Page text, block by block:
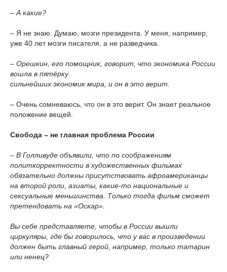
– А какие?
– Я не знаю. Думаю, мозги президента. У меня, например,
уже 40 лет мозги писателя, а не разведчика.
– Орешкин, его помощник, говорит, что экономика России
вошла в пятёрку
сильнейших экономик мира, и он в это верит.
– Очень сомневаюсь, что он в это верит. Он знает реальное
положение вещей.
Свобода – не главная проблема России
– В Голливуде объявили, что по соображениям
политкорректности в художественных фильмах
обязательно должны присутствовать афроамериканцы
на второй роли, азиаты, какие-то национальные и
сексуальные меньшинства. Только тогда фильм сможет
претендовать на «Оскар».
Вы себе представляете, чтобы в России вышли
циркуляры, где бы говорилось, что у вас в произведении
должен быть главный герой, например, только татарин
или ненец?